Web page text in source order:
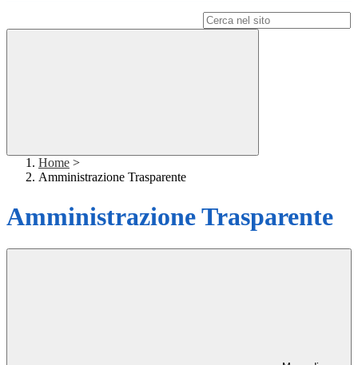
Home >
Amministrazione Trasparente
Amministrazione Trasparente